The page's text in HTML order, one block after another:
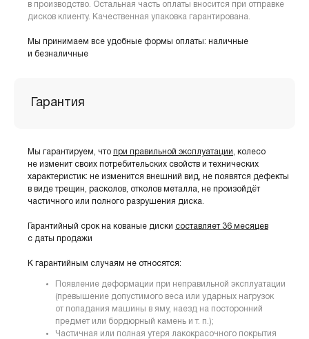
в производство. Остальная часть оплаты вносится при отправке
дисков клиенту. Качественная упаковка гарантирована.
Мы принимаем все удобные формы оплаты: наличные
и безналичные
Гарантия
Мы гарантируем, что при правильной эксплуатации, колесо
не изменит своих потребительских свойств и технических
характеристик: не изменится внешний вид, не появятся дефекты
в виде трещин, расколов, отколов металла, не произойдёт
частичного или полного разрушения диска.
Гарантийный срок на кованые диски составляет 36 месяцев
с даты продажи
К гарантийным случаям не относятся:
Появление деформации при неправильной эксплуатации
(превышение допустимого веса или ударных нагрузок
от попадания машины в яму, наезд на посторонний
предмет или бордюрный камень и т. п.);
Частичная или полная утеря лакокрасочного покрытия